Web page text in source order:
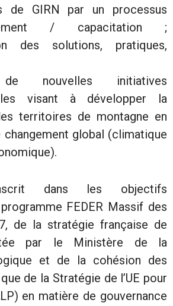
de GIRN par un processus
/ capacitation ;
des solutions, pratiques,
nouvelles initiatives
visant à développer la
territoires de montagne en
global (climatique
dans les objectifs
FEDER Massif des
de la stratégie française de
par le Ministère de la
et de la cohésion des
de la Stratégie de l’UE pour
en matière de gouvernance